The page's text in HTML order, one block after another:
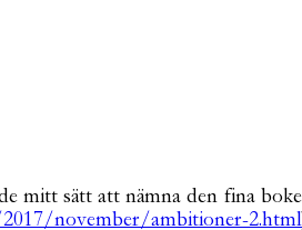
mitt sätt att nämna den fina
november/ambitioner-2.html